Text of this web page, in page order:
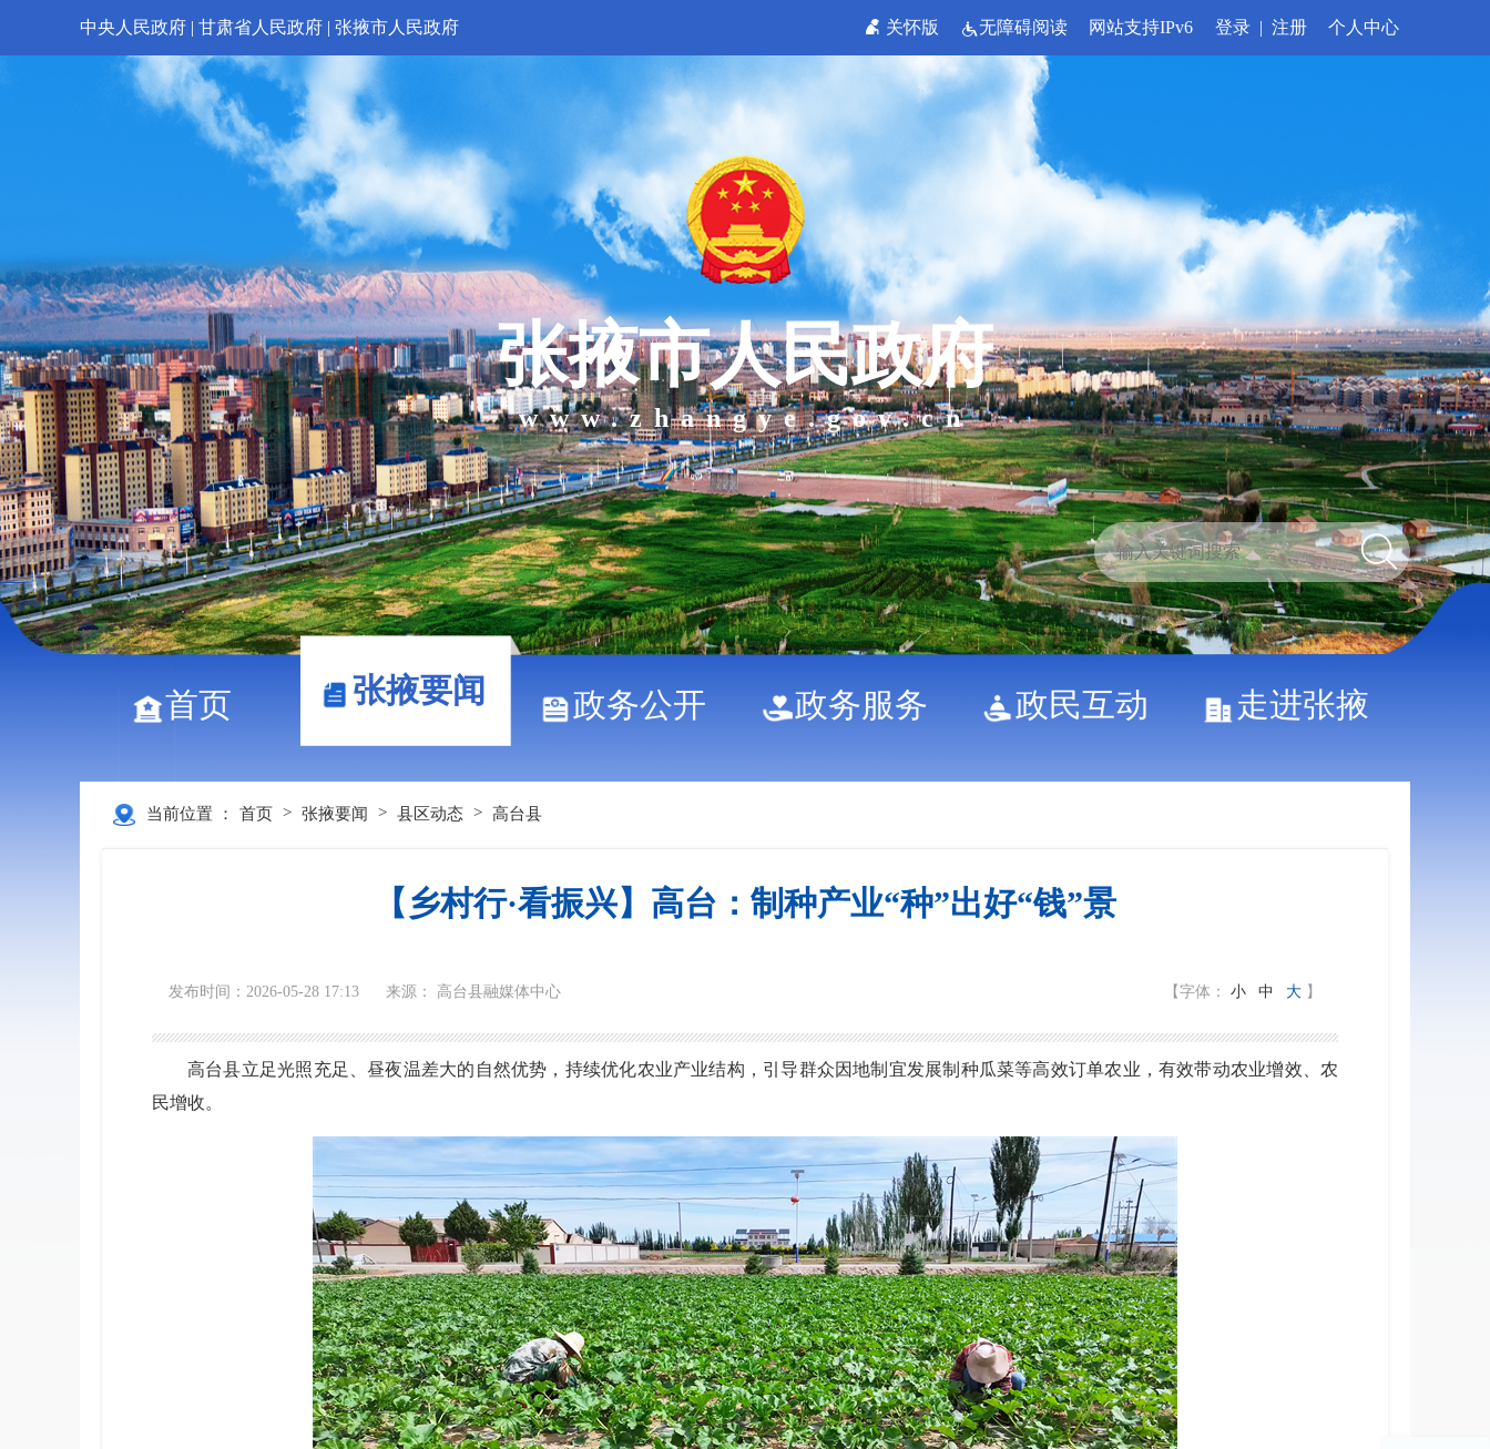
中央人民政府 | 甘肃省人民政府 | 张掖市人民政府 关怀版 无障碍阅读 网站支持IPv6 登录 | 注册 个人中心
张掖市人民政府
www.zhangye.gov.cn
首页 张掖要闻 政务公开 政务服务 政民互动 走进张掖
当前位置 ： 首页 > 张掖要闻 > 县区动态 > 高台县
【乡村行·看振兴】高台：制种产业“种”出好“钱”景
发布时间：2026-05-28 17:13 来源： 高台县融媒体中心 【字体： 小 中 大 】
高台县立足光照充足、昼夜温差大的自然优势，持续优化农业产业结构，引导群众因地制宜发展制种瓜菜等高效订单农业，有效带动农业增效、农
民增收。